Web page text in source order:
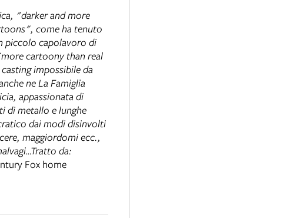
"darker and more
come ha tenuto
piccolo capolavoro di
cartoony than real
impossibile da
ne La Famiglia
appassionata di
di metallo e lunghe
dai modi disinvolti
maggiordomi ecc.,
da:
Fox home